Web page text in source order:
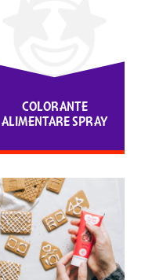
COLORANTE
ALIMENTARE SPRAY